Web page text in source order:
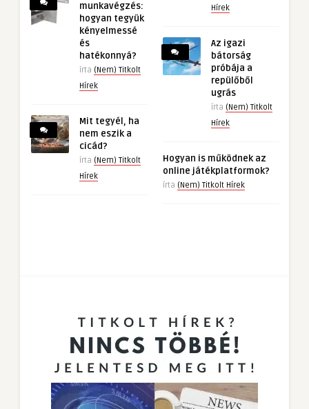
munkavégzés:
hogyan tegyük
kényelmessé
és
hatékonnyá?
írta (Nem) Titkolt
Hírek
Mit tegyél, ha
nem eszik a
cicád?
írta (Nem) Titkolt
Hírek
Hírek
Az igazi
bátorság
próbája a
repülőből
ugrás
írta (Nem) Titkolt
Hírek
Hogyan is működnek az
online játékplatformok?
írta (Nem) Titkolt Hírek